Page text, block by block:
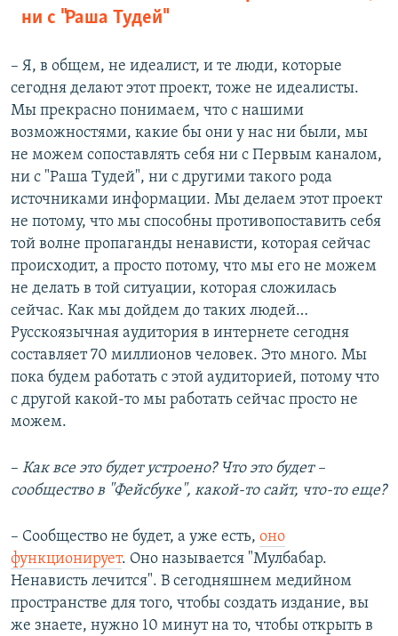
ни с "Раша Тудей"
– Я, в общем, не идеалист, и те люди, которые
сегодня делают этот проект, тоже не идеалисты.
Мы прекрасно понимаем, что с нашими
возможностями, какие бы они у нас ни были, мы
не можем сопоставлять себя ни с Первым каналом,
ни с "Раша Тудей", ни с другими такого рода
источниками информации. Мы делаем этот проект
не потому, что мы способны противопоставить себя
той волне пропаганды ненависти, которая сейчас
происходит, а просто потому, что мы его не можем
не делать в той ситуации, которая сложилась
сейчас. Как мы дойдем до таких людей…
Русскоязычная аудитория в интернете сегодня
составляет 70 миллионов человек. Это много. Мы
пока будем работать с этой аудиторией, потому что
с другой какой-то мы работать сейчас просто не
можем.
–​ Как все это будет устроено? Что это будет –
сообщество в "Фейсбуке", какой-то сайт, что-то еще?
– Сообщество не будет, а уже есть, оно
функционирует. Оно называется "Мулбабар.
Ненависть лечится". В сегодняшнем медийном
пространстве для того, чтобы создать издание, вы
же знаете, нужно 10 минут на то, чтобы открыть в